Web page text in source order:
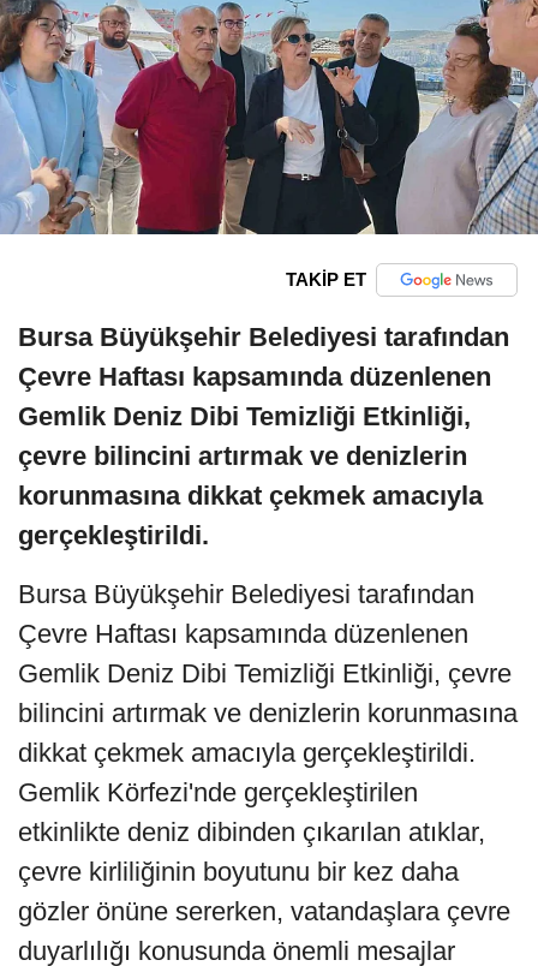
TAKİP ET
Bursa Büyükşehir Belediyesi tarafından
Çevre Haftası kapsamında düzenlenen
Gemlik Deniz Dibi Temizliği Etkinliği,
çevre bilincini artırmak ve denizlerin
korunmasına dikkat çekmek amacıyla
gerçekleştirildi.
Bursa Büyükşehir Belediyesi tarafından
Çevre Haftası kapsamında düzenlenen
Gemlik Deniz Dibi Temizliği Etkinliği, çevre
bilincini artırmak ve denizlerin korunmasına
dikkat çekmek amacıyla gerçekleştirildi.
Gemlik Körfezi'nde gerçekleştirilen
etkinlikte deniz dibinden çıkarılan atıklar,
çevre kirliliğinin boyutunu bir kez daha
gözler önüne sererken, vatandaşlara çevre
duyarlılığı konusunda önemli mesajlar